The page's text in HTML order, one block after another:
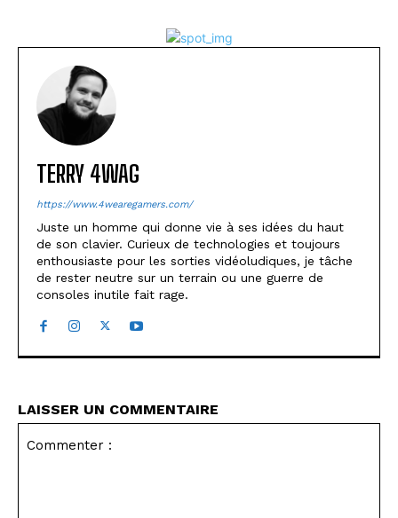
TERRY 4WAG
https://www.4wearegamers.com/
Juste un homme qui donne vie à ses idées du haut
de son clavier. Curieux de technologies et toujours
enthousiaste pour les sorties vidéoludiques, je tâche
de rester neutre sur un terrain ou une guerre de
consoles inutile fait rage.
LAISSER UN COMMENTAIRE